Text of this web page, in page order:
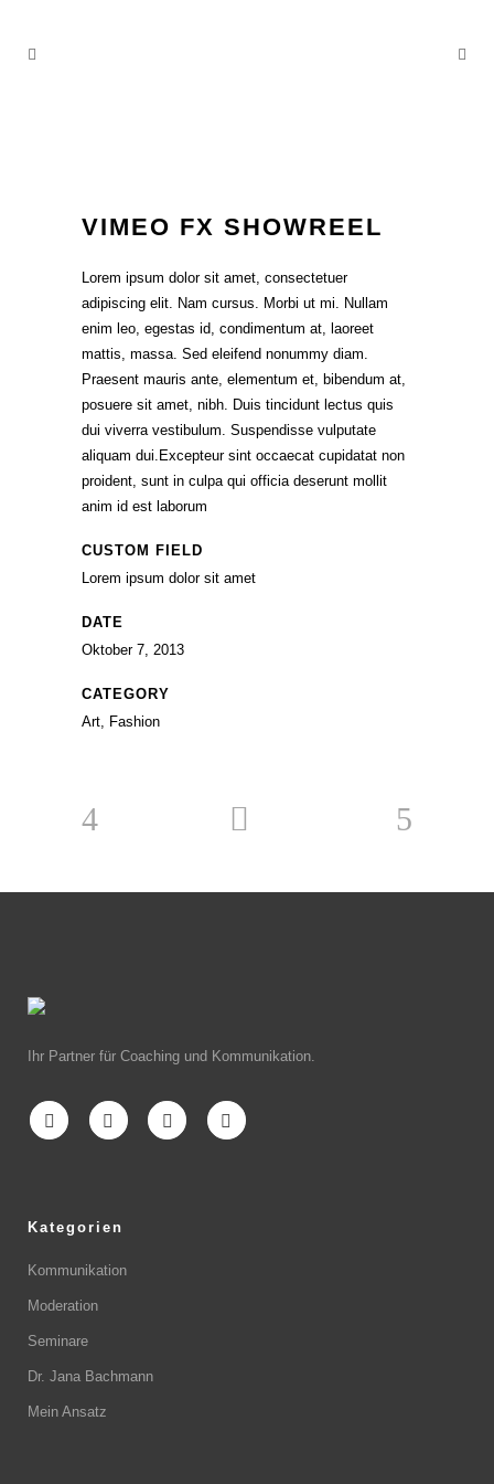
VIMEO FX SHOWREEL
Lorem ipsum dolor sit amet, consectetuer
adipiscing elit. Nam cursus. Morbi ut mi. Nullam
enim leo, egestas id, condimentum at, laoreet
mattis, massa. Sed eleifend nonummy diam.
Praesent mauris ante, elementum et, bibendum at,
posuere sit amet, nibh. Duis tincidunt lectus quis
dui viverra vestibulum. Suspendisse vulputate
aliquam dui.Excepteur sint occaecat cupidatat non
proident, sunt in culpa qui officia deserunt mollit
anim id est laborum
CUSTOM FIELD
Lorem ipsum dolor sit amet
DATE
Oktober 7, 2013
CATEGORY
Art, Fashion
Ihr Partner für Coaching und Kommunikation.
Kategorien
Kommunikation
Moderation
Seminare
Dr. Jana Bachmann
Mein Ansatz